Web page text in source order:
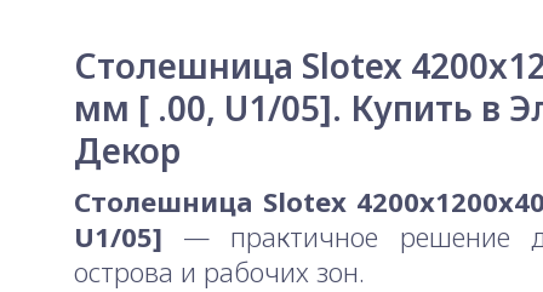
Столешница Slotex
мм [ .00, U1/05]. Купить в
Декор
Столешница Slotex
U1/05] — практичное решение
острова и рабочих зон.